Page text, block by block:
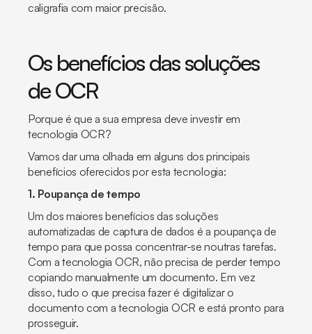
caligrafia com maior precisão.
Os benefícios das soluções
de OCR
Porque é que a sua empresa deve investir em
tecnologia OCR?
Vamos dar uma olhada em alguns dos principais
benefícios oferecidos por esta tecnologia:
1. Poupança de tempo
Um dos maiores benefícios das soluções
automatizadas de captura de dados é a poupança de
tempo para que possa concentrar-se noutras tarefas.
Com a tecnologia OCR, não precisa de perder tempo
copiando manualmente um documento. Em vez
disso, tudo o que precisa fazer é digitalizar o
documento com a tecnologia OCR e está pronto para
prosseguir.